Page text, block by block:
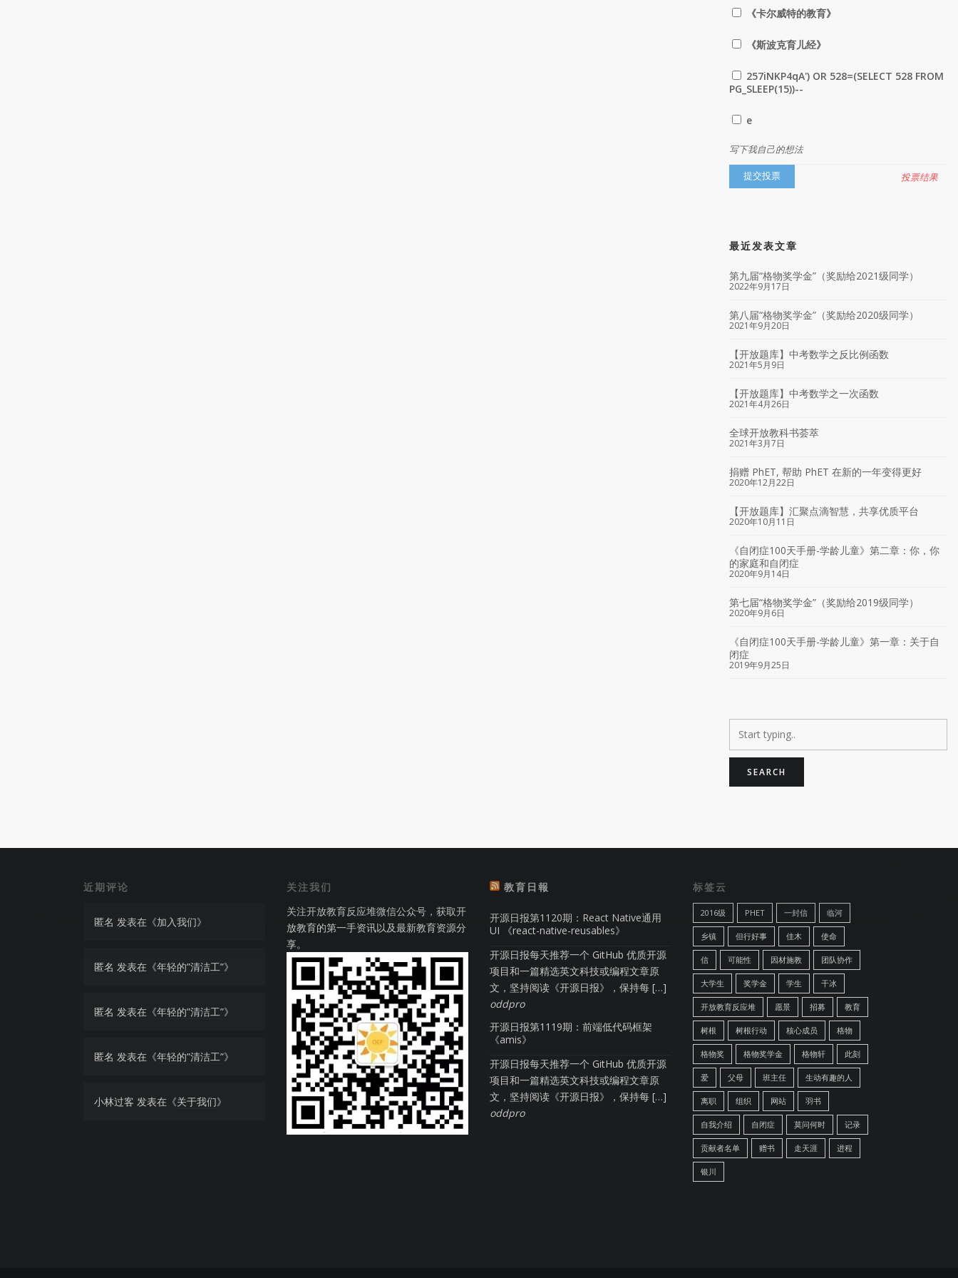
《卡尔威特的教育》
《斯波克育儿经》
257iNKP4qA') OR 528=(SELECT 528 FROM
PG_SLEEP(15))--
e
写下我自己的想法
投票结果
最近发表文章
第九届“格物奖学金”（奖励给2021级同学）
2022年9月17日
第八届“格物奖学金”（奖励给2020级同学）
2021年9月20日
【开放题库】中考数学之反比例函数
2021年5月9日
【开放题库】中考数学之一次函数
2021年4月26日
全球开放教科书荟萃
2021年3月7日
捐赠 PhET, 帮助 PhET 在新的一年变得更好
2020年12月22日
【开放题库】汇聚点滴智慧，共享优质平台
2020年10月11日
《自闭症100天手册-学龄儿童》第二章：你，你
的家庭和自闭症
2020年9月14日
第七届“格物奖学金”（奖励给2019级同学）
2020年9月6日
《自闭症100天手册-学龄儿童》第一章：关于自
闭症
2019年9月25日
近期评论
匿名 发表在《加入我们》
匿名 发表在《年轻的”清洁工”》
匿名 发表在《年轻的”清洁工”》
匿名 发表在《年轻的”清洁工”》
小林过客 发表在《关于我们》
关注我们
关注开放教育反应堆微信公众号，获取开
放教育的第一手资讯以及最新教育资源分
享。
教育日報
开源日报第1120期：React Native通用
UI 《react-native-reusables》
开源日报每天推荐一个 GitHub 优质开源
项目和一篇精选英文科技或编程文章原
文，坚持阅读《开源日报》，保持每 […]
oddpro
开源日报第1119期：前端低代码框架
《amis》
开源日报每天推荐一个 GitHub 优质开源
项目和一篇精选英文科技或编程文章原
文，坚持阅读《开源日报》，保持每 […]
oddpro
标签云
2016级 PHET 一封信 临河
乡镇 但行好事 佳木 使命
信 可能性 因材施教 团队协作
大学生 奖学金 学生 干冰
开放教育反应堆 愿景 招募 教育
树根 树根行动 核心成员 格物
格物奖 格物奖学金 格物轩 此刻
爱 父母 班主任 生动有趣的人
离职 组织 网站 羽书
自我介绍 自闭症 莫问何时 记录
贡献者名单 赠书 走天涯 进程
银川